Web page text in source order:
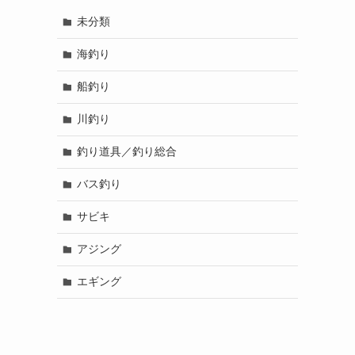
未分類
海釣り
船釣り
川釣り
釣り道具／釣り総合
バス釣り
サビキ
アジング
エギング